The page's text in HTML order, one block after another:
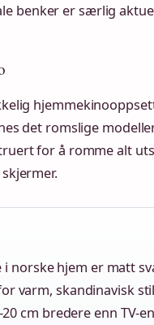
benker er særlig
det romslige
for å romme alt
norske hjem er matt
varm, skandinavisk
cm bredere enn TV-